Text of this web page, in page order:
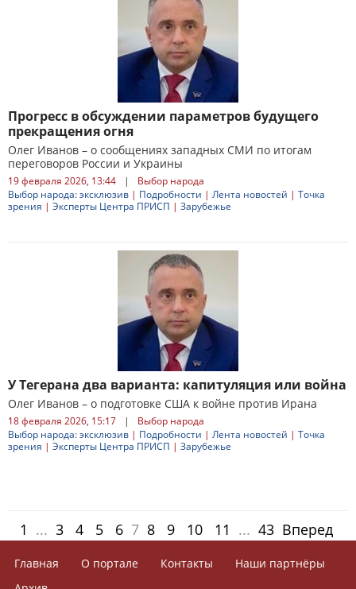
Прогресс в обсуждении параметров будущего
прекращения огня
Олег Иванов – о сообщениях западных СМИ по итогам
переговоров России и Украины
19 февраля 2026, 13:44 |
Выбор народа
Выбор народа: эксклюзив | Подробности | Лента новостей | Точка
зрения | Эксперты Центра ПРИСП | Зарубежье
У Тегерана два варианта: капитуляция или война
Олег Иванов – о подготовке США к войне против Ирана
18 февраля 2026, 15:17 |
Выбор народа
Выбор народа: эксклюзив | Подробности | Лента новостей | Точка
зрения | Эксперты Центра ПРИСП | Зарубежье
1 ... 3 4 5 6 7 8 9 10 11 ... 43 Вперед
Главная О портале Контакты
Наши партнёры